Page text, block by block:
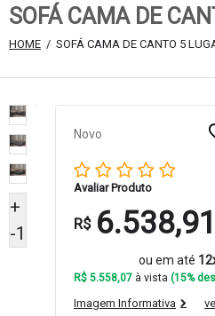
SOFÁ CAMA DE
HOME /  SOFÁ CAMA DE CANTO 5
+
-1
Novo
Avaliar Produto
R$ 6.538,91
ou em até
R$ 5.558,07 à vista (15%
Imagem Informativa